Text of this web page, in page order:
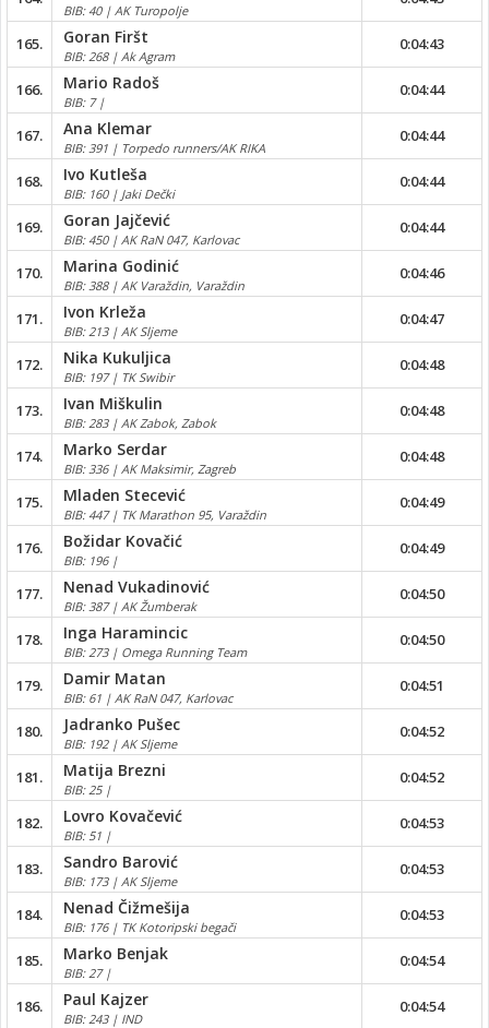
BIB: 40 | AK Turopolje
165. Goran Firšt
BIB: 268 | Ak Agram
0:04:43
166. Mario Radoš
BIB: 7 |
0:04:44
167. Ana Klemar
BIB: 391 | Torpedo runners/AK RIKA
0:04:44
168. Ivo Kutleša
BIB: 160 | Jaki Dečki
0:04:44
169. Goran Jajčević
BIB: 450 | AK RaN 047, Karlovac
0:04:44
170. Marina Godinić
BIB: 388 | AK Varaždin, Varaždin
0:04:46
171. Ivon Krleža
BIB: 213 | AK Sljeme
0:04:47
172. Nika Kukuljica
BIB: 197 | TK Swibir
0:04:48
173. Ivan Miškulin
BIB: 283 | AK Zabok, Zabok
0:04:48
174. Marko Serdar
BIB: 336 | AK Maksimir, Zagreb
0:04:48
175. Mladen Stecević
BIB: 447 | TK Marathon 95, Varaždin
0:04:49
176. Božidar Kovačić
BIB: 196 |
0:04:49
177. Nenad Vukadinović
BIB: 387 | AK Žumberak
0:04:50
178. Inga Haramincic
BIB: 273 | Omega Running Team
0:04:50
179. Damir Matan
BIB: 61 | AK RaN 047, Karlovac
0:04:51
180. Jadranko Pušec
BIB: 192 | AK Sljeme
0:04:52
181. Matija Brezni
BIB: 25 |
0:04:52
182. Lovro Kovačević
BIB: 51 |
0:04:53
183. Sandro Barović
BIB: 173 | AK Sljeme
0:04:53
184. Nenad Čižmešija
BIB: 176 | TK Kotoripski begači
0:04:53
185. Marko Benjak
BIB: 27 |
0:04:54
186. Paul Kajzer
BIB: 243 | IND
0:04:54